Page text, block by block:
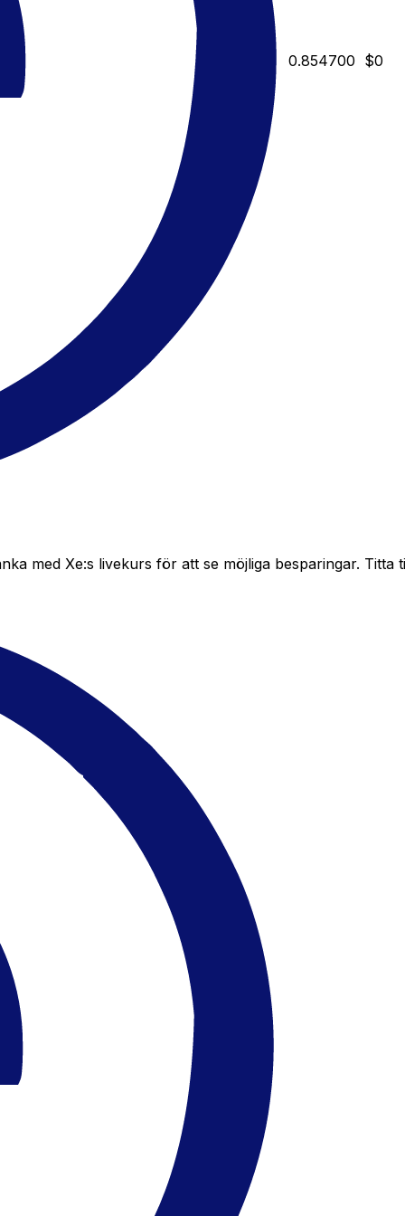
0.854700 $0
med Xe:s livekurs för att se möjliga besparingar. Titta